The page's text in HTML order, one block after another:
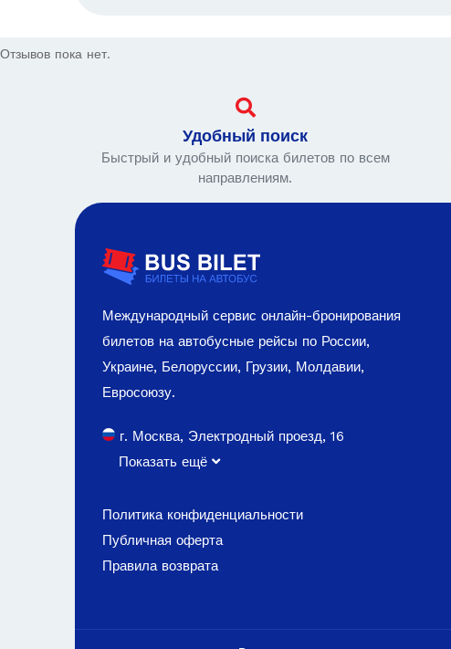
Отзывов пока нет.
Удобный поиск
Быстрый и удобный поиска билетов по всем
направлениям.
Международный сервис онлайн-бронирования
билетов на автобусные рейсы по России,
Украине, Белоруссии, Грузии, Молдавии,
Евросоюзу.
г. Москва, Электродный проезд, 16
Показать ещё
Политика конфиденциальности
Публичная оферта
Правила возврата